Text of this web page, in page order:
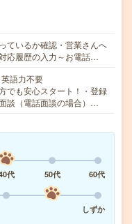
ているか確認・営業さんへ
応履歴の入力～お電話…
語力不要
でも安心スタート！・登録
談（電話面談の場合）…
代 50代
60代
しずか